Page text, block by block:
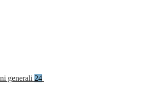
generali 24